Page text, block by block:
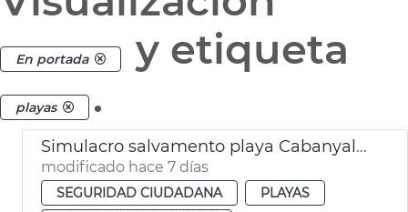
En portada y etiqueta
playas .
Simulacro salvamento playa Cabanyal València
modificado hace 7 días
SEGURIDAD CIUDADANA
PLAYAS